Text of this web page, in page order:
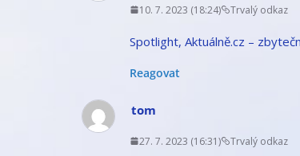
10. 7. 2023 (18:24) Trvalý odkaz
Spotlight, Aktuálně.cz –
Reagovat
tom
27. 7. 2023 (16:31) Trvalý odkaz